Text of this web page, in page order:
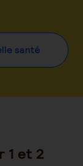
santé
1 et 2